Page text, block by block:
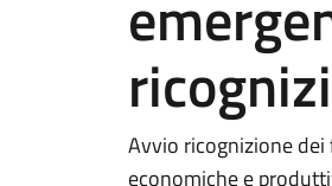
Avvio ricognizione
economiche e